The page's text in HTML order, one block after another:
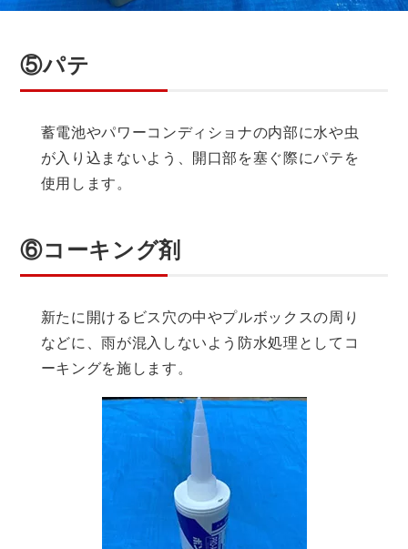
⑤パテ
蓄電池やパワーコンディショナの内部に水や虫
が入り込まないよう、開口部を塞ぐ際にパテを
使用します。
⑥コーキング剤
新たに開けるビス穴の中やプルボックスの周り
などに、雨が混入しないよう防水処理としてコ
ーキングを施します。